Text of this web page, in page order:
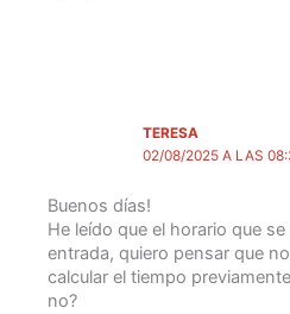
TERESA
02/08/2025 A LAS
Buenos días!
He leído que el horario que
entrada, quiero pensar que
calcular el tiempo
no?